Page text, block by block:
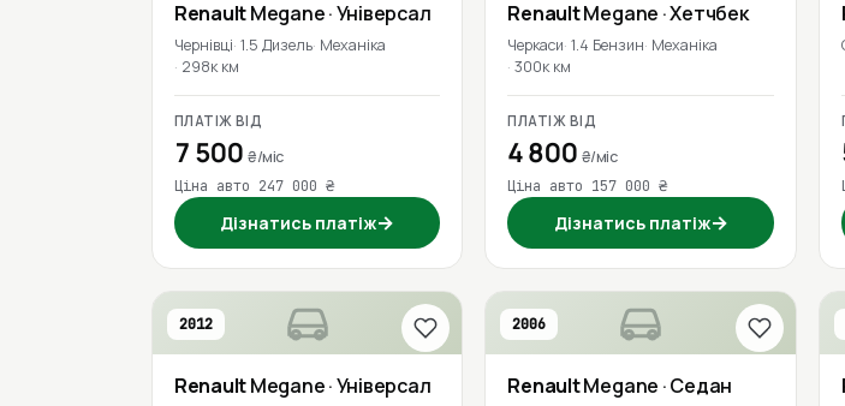
RenaultMegane· Універсал
Чернівці 1.5 Дизель Механіка
298к км
ПЛАТІЖ ВІД
7 500₴/міс
Ціна авто 247 000 ₴
Дізнатись платіж→
RenaultMegane · Хетчбек
Черкаси 1.4 Бензин Механіка
300к км
ПЛАТІЖ ВІД
4 800 ₴/міс
Ціна авто 157 000 ₴
Дізнатись платіж→
2012
RenaultMegane· Універсал
2006
RenaultMegane · Седан